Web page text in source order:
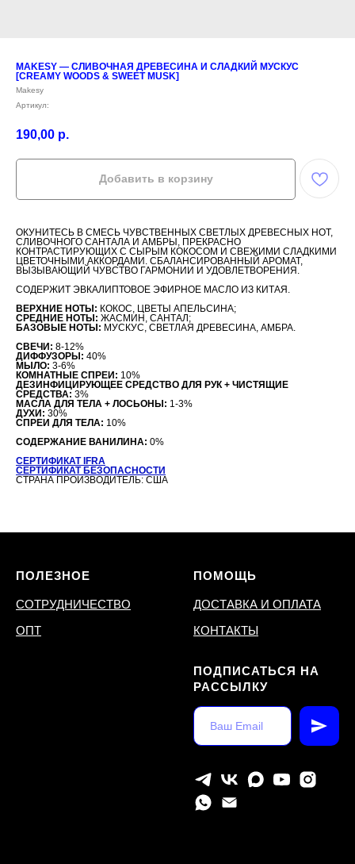
MAKESY — СЛИВОЧНАЯ ДРЕВЕСИНА И СЛАДКИЙ МУСКУС
[CREAMY WOODS & SWEET MUSK]
Makesy
Артикул:
190,00 р.
Добавить в корзину
ОКУНИТЕСЬ В СМЕСЬ ЧУВСТВЕННЫХ СВЕТЛЫХ ДРЕВЕСНЫХ НОТ,
СЛИВОЧНОГО САНТАЛА И АМБРЫ, ПРЕКРАСНО
КОНТРАСТИРУЮЩИХ С СЫРЫМ КОКОСОМ И СВЕЖИМИ СЛАДКИМИ
ЦВЕТОЧНЫМИ АККОРДАМИ. СБАЛАНСИРОВАННЫЙ АРОМАТ,
ВЫЗЫВАЮЩИЙ ЧУВСТВО ГАРМОНИИ И УДОВЛЕТВОРЕНИЯ.
СОДЕРЖИТ ЭВКАЛИПТОВОЕ ЭФИРНОЕ МАСЛО ИЗ КИТАЯ.
ВЕРХНИЕ НОТЫ: КОКОС, ЦВЕТЫ АПЕЛЬСИНА;
СРЕДНИЕ НОТЫ: ЖАСМИН, САНТАЛ;
БАЗОВЫЕ НОТЫ: МУСКУС, СВЕТЛАЯ ДРЕВЕСИНА, АМБРА.
СВЕЧИ: 8-12%
ДИФФУЗОРЫ: 40%
МЫЛО: 3-6%
КОМНАТНЫЕ СПРЕИ: 10%
ДЕЗИНФИЦИРУЮЩЕЕ СРЕДСТВО ДЛЯ РУК + ЧИСТЯЩИЕ
СРЕДСТВА: 3%
МАСЛА ДЛЯ ТЕЛА + ЛОСЬОНЫ: 1-3%
ДУХИ: 30%
СПРЕИ ДЛЯ ТЕЛА: 10%
СОДЕРЖАНИЕ ВАНИЛИНА: 0%
СЕРТИФИКАТ IFRA
СЕРТИФИКАТ БЕЗОПАСНОСТИ
СТРАНА ПРОИЗВОДИТЕЛЬ: США
ПОЛЕЗНОЕ
СОТРУДНИЧЕСТВО
ОПТ
ПОМОЩЬ
ДОСТАВКА И ОПЛАТА
КОНТАКТЫ
ПОДПИСАТЬСЯ НА
РАССЫЛКУ